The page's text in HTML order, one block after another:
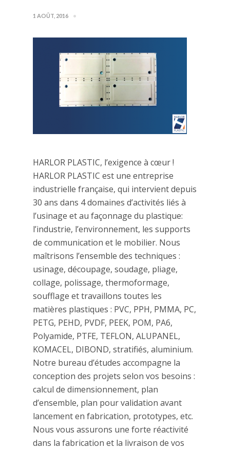
1 AOÛT, 2016
HARLOR PLASTIC, l’exigence à cœur !
HARLOR PLASTIC est une entreprise
industrielle française, qui intervient depuis
30 ans dans 4 domaines d’activités liés à
l’usinage et au façonnage du plastique:
l’industrie, l’environnement, les supports
de communication et le mobilier. Nous
maîtrisons l’ensemble des techniques :
usinage, découpage, soudage, pliage,
collage, polissage, thermoformage,
soufflage et travaillons toutes les
matières plastiques : PVC, PPH, PMMA, PC,
PETG, PEHD, PVDF, PEEK, POM, PA6,
Polyamide, PTFE, TEFLON, ALUPANEL,
KOMACEL, DIBOND, stratifiés, aluminium.
Notre bureau d’études accompagne la
conception des projets selon vos besoins :
calcul de dimensionnement, plan
d’ensemble, plan pour validation avant
lancement en fabrication, prototypes, etc.
Nous vous assurons une forte réactivité
dans la fabrication et la livraison de vos